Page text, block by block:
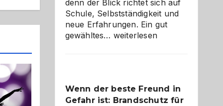
denn der Blick richtet sich auf
Schule, Selbstständigkeit und
neue Erfahrungen. Ein gut
gewähltes… Abschied
und
herzlich
weiterlesen
Wenn der beste Freund in
Gefahr ist: Brandschutz für